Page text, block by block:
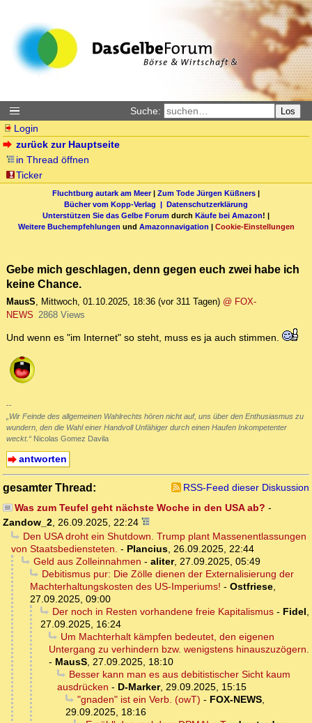
Suche: Los
Login
zurück zur Hauptseite
in Thread öffnen
Ticker
Fluchtburg autark am Meer| Zum Tode Jürgen Küßners |
Bücher vom Kopp-Verlag | Datenschutzerklärung
Unterstützen Sie das Gelbe Forum durch Käufe bei Amazon! |
Weitere Buchempfehlungen und Amazonnavigation | Cookie-Einstellungen
Gebe mich geschlagen, denn gegen euch zwei habe ich
keine Chance.
MausS, Mittwoch, 01.10.2025, 18:36 (vor 311 Tagen) @ FOX-
NEWS 2868 Views
Und wenn es "im Internet" so steht, muss es ja auch stimmen.
--
„Wir Feinde des allgemeinen Wahlrechts hören nicht auf, uns über den Enthusiasmus zu
wundern, den die Wahl einer Handvoll Unfähiger durch einen Haufen Inkompetenter
weckt.“ Nicolas Gomez Davila
antworten
gesamter Thread:
RSS-Feed dieser Diskussion
Was zum Teufel geht nächste Woche in den USA ab? -
Zandow_2, 26.09.2025, 22:24
Den USA droht ein Shutdown. Trump plant Massenentlassungen
von Staatsbediensteten. - Plancius, 26.09.2025, 22:44
Geld aus Zolleinnahmen - aliter, 27.09.2025, 05:49
Debitismus pur: Die Zölle dienen der Externalisierung der
Machterhaltungskosten des US-Imperiums! - Ostfriese,
27.09.2025, 09:00
Der noch in Resten vorhandene freie Kapitalismus- Fidel,
27.09.2025, 16:24
Um Machterhalt kämpfen bedeutet, den eigenen
Untergang zu verhindern bzw. wenigstens hinauszuzögern.
- MausS, 27.09.2025, 18:10
Besser kann man es aus debitistischer Sicht kaum
ausdrücken - D-Marker, 29.09.2025, 15:15
"gnaden" ist ein Verb. (owT) - FOX-NEWS,
29.09.2025, 18:16